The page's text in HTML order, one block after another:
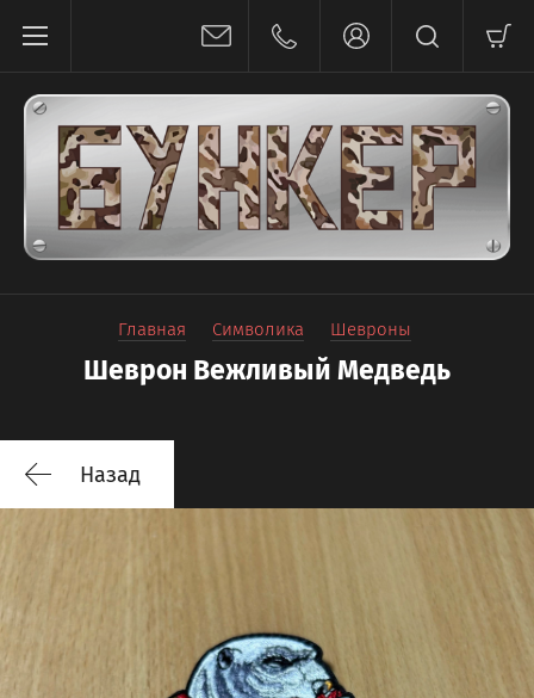
Главная Символика Шевроны
Шеврон Вежливый Медведь
Назад